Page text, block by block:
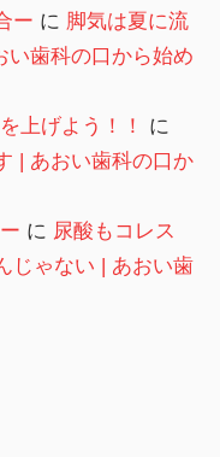
ー に 脚気は夏に流
い歯科の口から始め
上げよう！！
に
| あおい歯科の口か
に 尿酸もコレス
じゃない | あおい歯